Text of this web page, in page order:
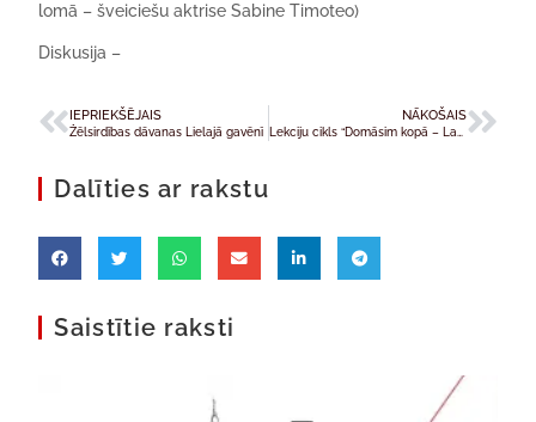
lomā – šveiciešu aktrise Sabine Timoteo)
Diskusija –
IEPRIEKŠĒJAIS
Žēlsirdības dāvanas Lielajā gavēnī
NĀKOŠAIS
Lekciju cikls “Domāsim kopā – Latvijai!”
Dalīties ar rakstu
Saistītie raksti